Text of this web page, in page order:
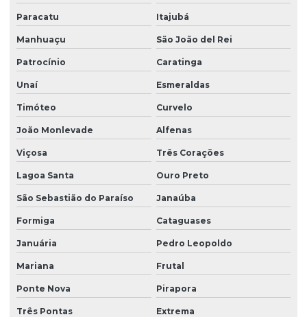
Plano de monitoramento ambiental
Plano de remediação ambiental
Projeto básico de terraplenagem
Projeto geométrico de terraplenagem
Projeto de restauração florestal
Projeto terraplenagem
Projeto de terraplenagem corte e aterro
Relatório de investigação ambiental
Relatório de investigação confirmatória
Remediação de áreas contaminadas
Remediação de áreas degradadas
Paracatu Itajubá
Manhuaçu São João del Rei
Patrocínio Caratinga
Unaí Esmeraldas
Timóteo Curvelo
João Monlevade Alfenas
Viçosa Três Corações
Lagoa Santa Ouro Preto
São Sebastião do Paraíso Janaúba
Formiga Cataguases
Januária Pedro Leopoldo
Mariana Frutal
Ponte Nova Pirapora
Três Pontas Extrema